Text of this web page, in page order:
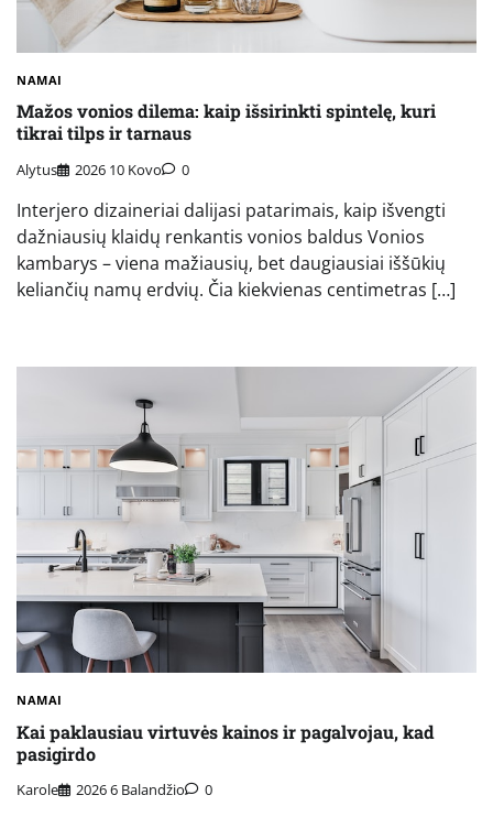
NAMAI
Mažos vonios dilema: kaip išsirinkti spintelę, kuri
tikrai tilps ir tarnaus
Alytus 2026 10 Kovo 0
Interjero dizaineriai dalijasi patarimais, kaip išvengti
dažniausių klaidų renkantis vonios baldus Vonios
kambarys – viena mažiausių, bet daugiausiai iššūkių
keliančių namų erdvių. Čia kiekvienas centimetras […]
NAMAI
Kai paklausiau virtuvės kainos ir pagalvojau, kad
pasigirdo
Karole 2026 6 Balandžio 0